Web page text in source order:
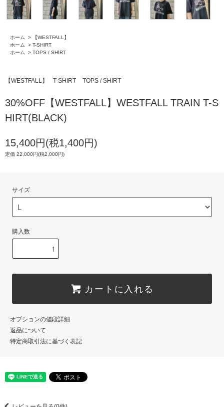
ホーム >
【WESTFALL】
ホーム
> T-SHIRT
ホーム
> TOPS / SHIRT
【WESTFALL】 T-SHIRT TOPS / SHIRT
30%OFF【WESTFALL】WESTFALL TRAIN T-S
HIRT(BLACK)
15,400円(税1,400円)
定価 22,000円(税2,000円)
サイズ
購入数
カートに入れる
オプションの値段詳細
返品について
特定商取引法に基づく表記